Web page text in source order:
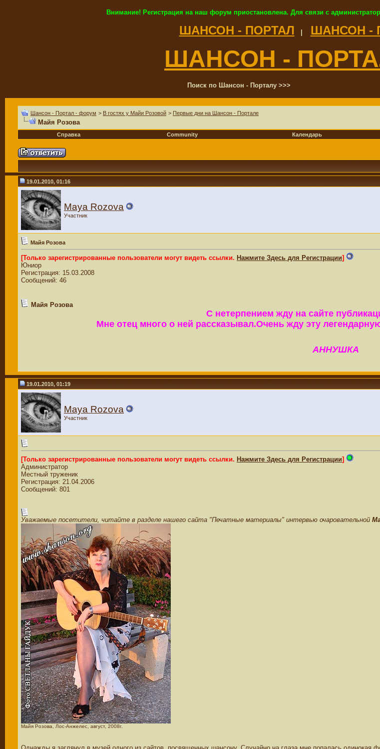
Внимание! Регистрация на наш форум приостановлена. Для связи с
ШАНСОН - ПОРТАЛ ШАНСОН -
ШАНСОН -
Поиск по Шансон - Порталу >>>
Шансон - Портал - форум > В гостях у Майи Розовой > Первые дни на Шансон - Портале
Майя Розова
Справка
Community Календарь
19.01.2010, 01:16
Maya Rozova
Участник
Майя Розова
[Только зарегистрированные пользователи могут видеть ссылки. Нажмите Здесь для Регистрации]
Юниор
Регистрация: 15.03.2008
Сообщений: 46
Майя Розова
С нетерпением жду на сайте
Мне отец много о ней рассказывал.Очень жду эту
АННУШКА
19.01.2010, 01:19
Maya Rozova
Участник
[Только зарегистрированные пользователи могут видеть ссылки. Нажмите Здесь для Регистрации]
Администратор
Местный труженик
Регистрация: 21.04.2006
Сообщений: 801
Уважаемые посетители, читайте в разделе нашего сайта "Печатные материалы" интервью очаровательной
Майя Розова, Лос-Анжелес, август, 2008г.